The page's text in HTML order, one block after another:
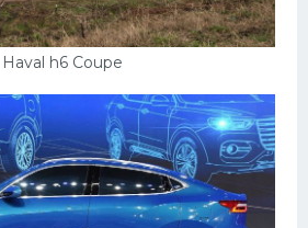
Haval h6 Coupe